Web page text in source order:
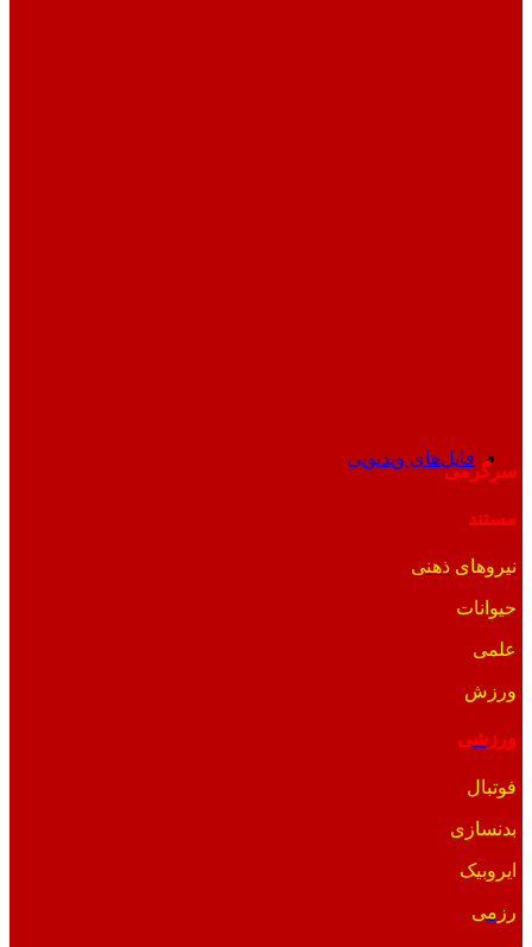
فایل‌های ویدیویی
سرگرمی
مستند
نیروهای ذهنی
حیوانات
علمی
ورزش
ورزشی
فوتبال
بدنسازی
ایروبیک
رزمی